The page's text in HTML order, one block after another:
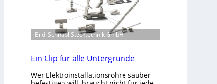
k
l
i
m
b
d
Bild: Schnabl Stecktechnik GmbH
Ein Clip für alle Untergründe
Wer Elektroinstallationsrohre sauber